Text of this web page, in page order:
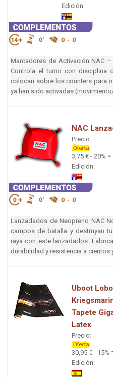
Edición:
Marcadores de Activación NAC
Controla el turno con disciplina
colocan sobre los counters para
ya han sido activadas
NAC
Precio:
3,75 € - 20% =
Edición:
Lanzadados de Neopreno NAC
campos de batalla y destruyan
raya con este lanzadados.
durabilidad y resistencia a cientos
Uboot
Tapete
Latex
Precio:
30,95 € - 15%
Edición: